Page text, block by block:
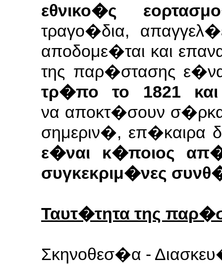
εθνικο�ς
τραγο�δια,
αποδομε�ται και
της παρ�στασης
τρ�πο το 1821
να αποκτ�σουν
σημεριν�, επ�καιρα
ε�ναι κ�ποιος
συγκεκριμ�νες
Ταυτ�τητα της
Σκηνοθεσ�α -